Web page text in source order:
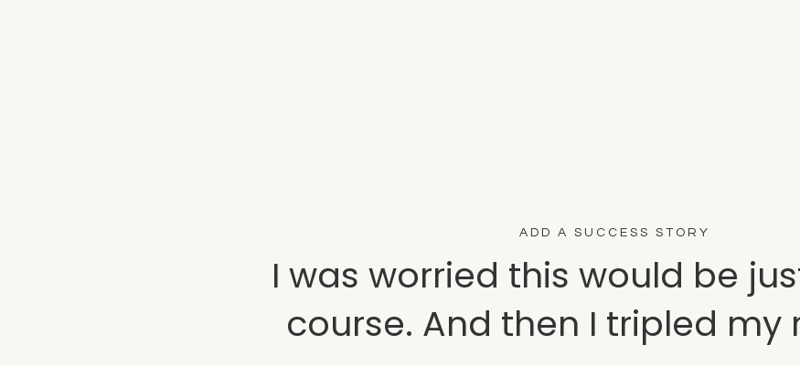
ADD A SUCCESS STORY
I was worried this would be
course. And then I tripled my